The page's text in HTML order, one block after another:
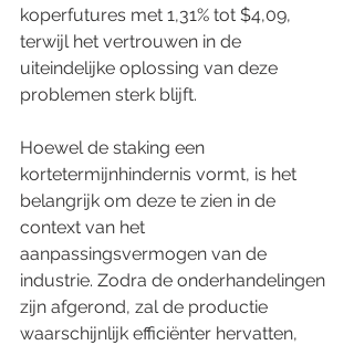
koperfutures met 1,31% tot $4,09,
terwijl het vertrouwen in de
uiteindelijke oplossing van deze
problemen sterk blijft.
Hoewel de staking een
kortetermijnhindernis vormt, is het
belangrijk om deze te zien in de
context van het
aanpassingsvermogen van de
industrie. Zodra de onderhandelingen
zijn afgerond, zal de productie
waarschijnlijk efficiënter hervatten,